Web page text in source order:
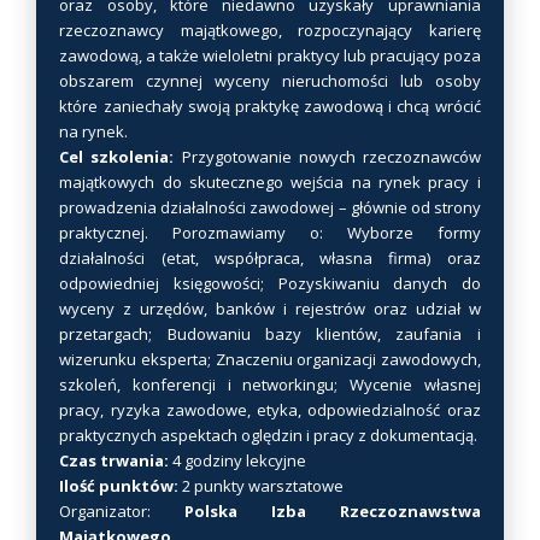
a
n
t
ó
.
O
p
c
j
e
m
o
ż
n
a
w
y
oraz osoby, które niedawno uzyskały uprawniania
rzeczoznawcy majątkowego, rozpoczynający karierę
zawodową, a także wieloletni praktycy lub pracujący poza
obszarem czynnej wyceny nieruchomości lub osoby
które zaniechały swoją praktykę zawodową i chcą wrócić
na rynek.
Cel szkolenia: Przygotowanie nowych rzeczoznawców
majątkowych do skutecznego wejścia na rynek pracy i
prowadzenia działalności zawodowej – głównie od strony
praktycznej. Porozmawiamy o: Wyborze formy
działalności (etat, współpraca, własna firma) oraz
odpowiedniej księgowości; Pozyskiwaniu danych do
wyceny z urzędów, banków i rejestrów oraz udział w
przetargach; Budowaniu bazy klientów, zaufania i
wizerunku eksperta; Znaczeniu organizacji zawodowych,
szkoleń, konferencji i networkingu; Wycenie własnej
pracy, ryzyka zawodowe, etyka, odpowiedzialność oraz
praktycznych aspektach oględzin i pracy z dokumentacją.
Czas trwania: 4 godziny lekcyjne
Ilość punktów: 2 punkty warsztatowe
Organizator: Polska Izba Rzeczoznawstwa